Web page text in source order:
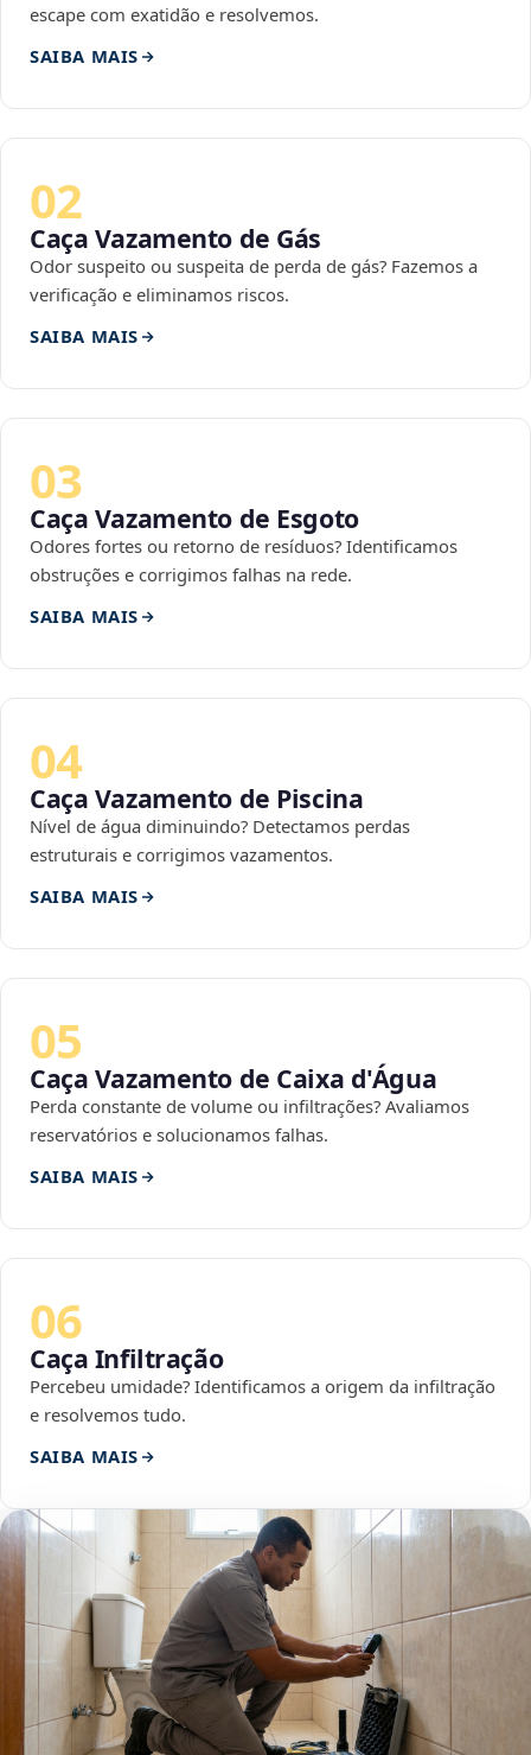
escape com exatidão e resolvemos.
SAIBA MAIS
02
Caça Vazamento de Gás
Odor suspeito ou suspeita de perda de gás? Fazemos a
verificação e eliminamos riscos.
SAIBA MAIS
03
Caça Vazamento de Esgoto
Odores fortes ou retorno de resíduos? Identificamos
obstruções e corrigimos falhas na rede.
SAIBA MAIS
04
Caça Vazamento de Piscina
Nível de água diminuindo? Detectamos perdas
estruturais e corrigimos vazamentos.
SAIBA MAIS
05
Caça Vazamento de Caixa d'Água
Perda constante de volume ou infiltrações? Avaliamos
reservatórios e solucionamos falhas.
SAIBA MAIS
06
Caça Infiltração
Percebeu umidade? Identificamos a origem da infiltração
e resolvemos tudo.
SAIBA MAIS